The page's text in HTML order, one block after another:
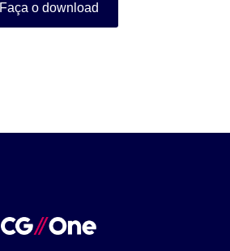
Faça o download